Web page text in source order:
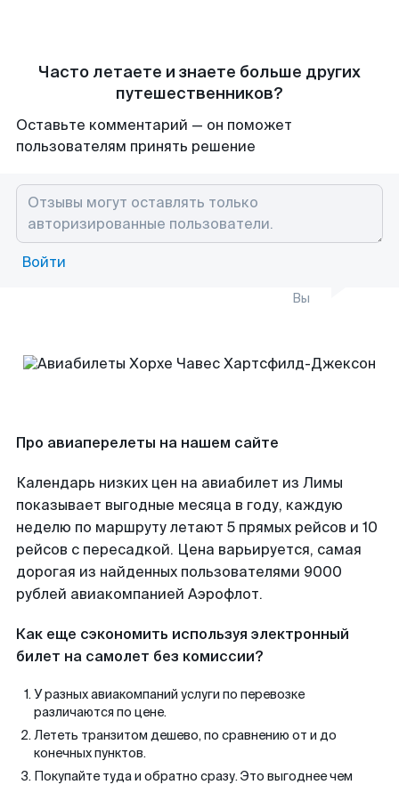
Часто летаете и знаете больше других
путешественников?
Оставьте комментарий — он поможет
пользователям принять решение
Войти
Вы
Про авиаперелеты на нашем сайте
Календарь низких цен на авиабилет из Лимы
показывает выгодные месяца в году, каждую
неделю по маршруту летают 5 прямых рейсов и 10
рейсов с пересадкой. Цена варьируется, самая
дорогая из найденных пользователями 9000
рублей авиакомпанией Аэрофлот.
Как еще сэкономить используя электронный
билет на самолет без комиссии?
У разных авиакомпаний услуги по перевозке
различаются по цене.
Лететь транзитом дешево, по сравнению от и до
конечных пунктов.
Покупайте туда и обратно сразу. Это выгоднее чем